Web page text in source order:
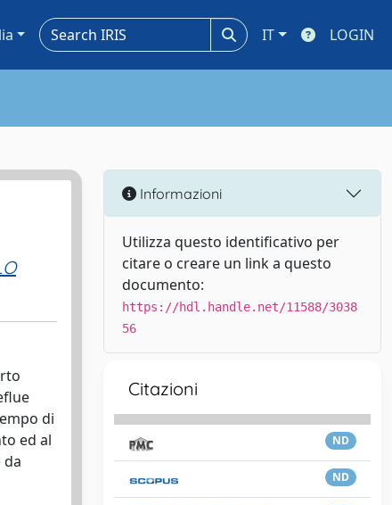
IT LOGIN
di
ed al
da
Informazioni
Utilizza questo identificativo per
citare o creare un link a questo
documento:
https://hdl.handle.net/11588/3038
56
Citazioni
ND
ND